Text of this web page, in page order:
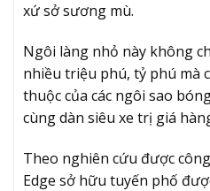
xứ sở sương mù.
Ngôi làng nhỏ này không
nhiều triệu phú, tỷ phú mà
thuộc của các ngôi sao
cùng dàn siêu xe trị giá
Theo nghiên cứu được
Edge sở hữu tuyến phố